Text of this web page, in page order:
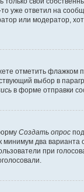
уже ответил на
или модератор,
отметить флажком
выбор в
в форме отправки
Создать опрос
два
при